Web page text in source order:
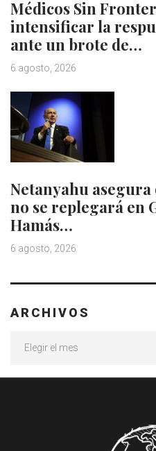
Médicos Sin
intensificar la
ante un brote de…
6 agosto, 2026
Netanyahu
no se replegará en
Hamás…
6 agosto, 2026
ARCHIVOS